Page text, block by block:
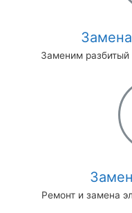
Заменим разбитый
Ремонт и замена